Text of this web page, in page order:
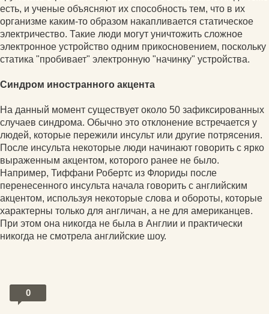
есть, и ученые объясняют их способность тем, что в их
организме каким-то образом накапливается статическое
электричество. Такие люди могут уничтожить сложное
электронное устройство одним прикосновением, поскольку
статика "пробивает" электронную "начинку" устройства.
Синдром иностранного акцента
На данный момент существует около 50 зафиксированных
случаев синдрома. Обычно это отклонение встречается у
людей, которые пережили инсульт или другие потрясения.
После инсульта некоторые люди начинают говорить с ярко
выраженным акцентом, которого ранее не было.
Например, Тиффани Робертс из Флориды после
перенесенного инсульта начала говорить с английским
акцентом, используя некоторые слова и обороты, которые
характерны только для англичан, а не для американцев.
При этом она никогда не была в Англии и практически
никогда не смотрела английские шоу.
0